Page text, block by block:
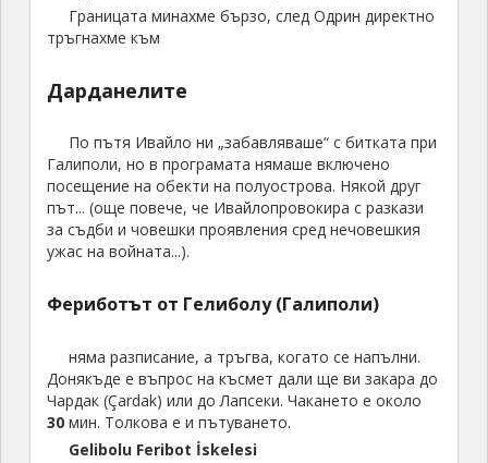
Границата минахме бързо, след Одрин директно
тръгнахме към
Дарданелите
По пътя Ивайло ни „забавляваше“ с битката при
Галиполи, но в програмата нямаше включено
посещение на обекти на полуострова. Някой друг
път... (още повече, че Ивайлопровокира с разкази
за съдби и човешки проявления сред нечовешкия
ужас на войната...).
Фериботът от Гелиболу (Галиполи)
няма разписание, а тръгва, когато се напълни.
Донякъде е въпрос на късмет дали ще ви закара до
Чардак (Çardak) или до Лапсеки. Чакането е около
30мин. Толкова е и пътуването.
Gelibolu Feribot İskelesi